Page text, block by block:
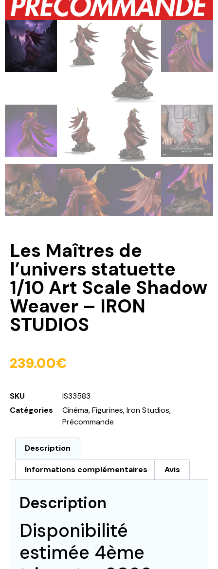
Les Maîtres de
l’univers statuette
1/10 Art Scale Shadow
Weaver – IRON
STUDIOS
239.00€
SKU
IS33583
Catégories
Cinéma,Figurines,Iron Studios,
Précommande
Description
Informations complémentaires Avis
Description
Disponibilité
estimée 4ème